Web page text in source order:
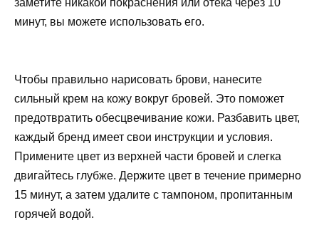
минут, вы можете использовать его.
Чтобы правильно нарисовать брови, нанесите
сильный крем на кожу вокруг бровей. Это поможет
предотвратить обесцвечивание кожи. Разбавить цвет,
каждый бренд имеет свои инструкции и условия.
Примените цвет из верхней части бровей и слегка
двигайтесь глубже. Держите цвет в течение примерно
15 минут, а затем удалите с тампоном, пропитанным
горячей водой.